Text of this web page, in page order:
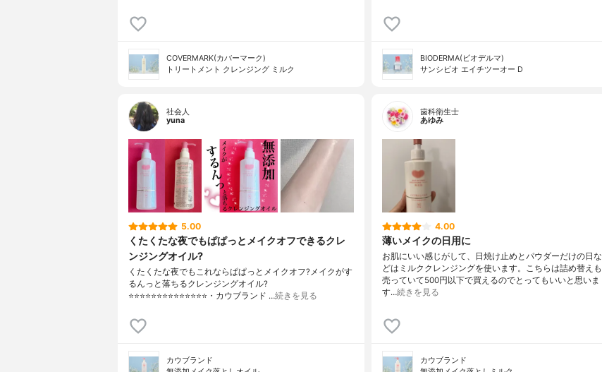
COVERMARK(カバーマーク)
トリートメント クレンジング ミルク
BIODERMA(ビオデルマ)
サンシビオ エイチツーオー D
社会人
yuna
5.00
くたくたな夜でもぱぱっとメイクオフできるクレ
ンジングオイル?
くたくたな夜でもこれならぱぱっとメイクオフ?メイクがす
るんっと落ちるクレンジングオイル?
⭐️⭐️⭐️⭐️⭐️⭐️⭐️⭐️⭐️⭐️⭐️⭐️⭐️⭐️・カウブランド …続きを見る
カウブランド
歯科衛生士
あゆみ
4.00
薄いメイクの日用に
お肌にいい感じがして、日焼け止めとパウダーだけの日な
どはミルククレンジングを使います。こちらは詰め替えも
売っていて500円以下で買えるのでとってもいいと思いま
す…続きを見る
カウブランド